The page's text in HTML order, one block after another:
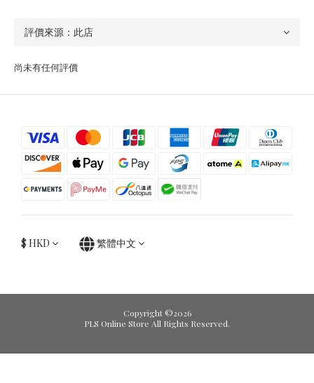
尚未有任何評價
$ HKD 繁體中文
Copyright ©2026
PLS Online Store All Rights Reserved.